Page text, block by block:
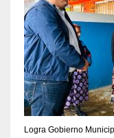
Logra Gobierno